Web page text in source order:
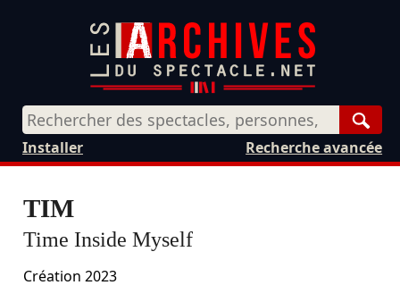
Recherche avancée
Installer
TIM
Time Inside Myself
Création 2023